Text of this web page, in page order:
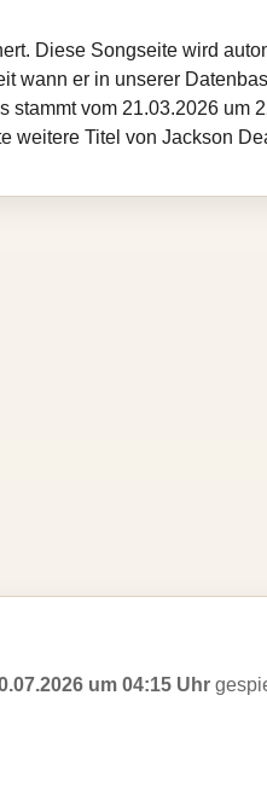
Diese Songseite wird
wann er in unserer
vom 21.03.2026 um
weitere Titel von Jackson
um 04:15 Uhr